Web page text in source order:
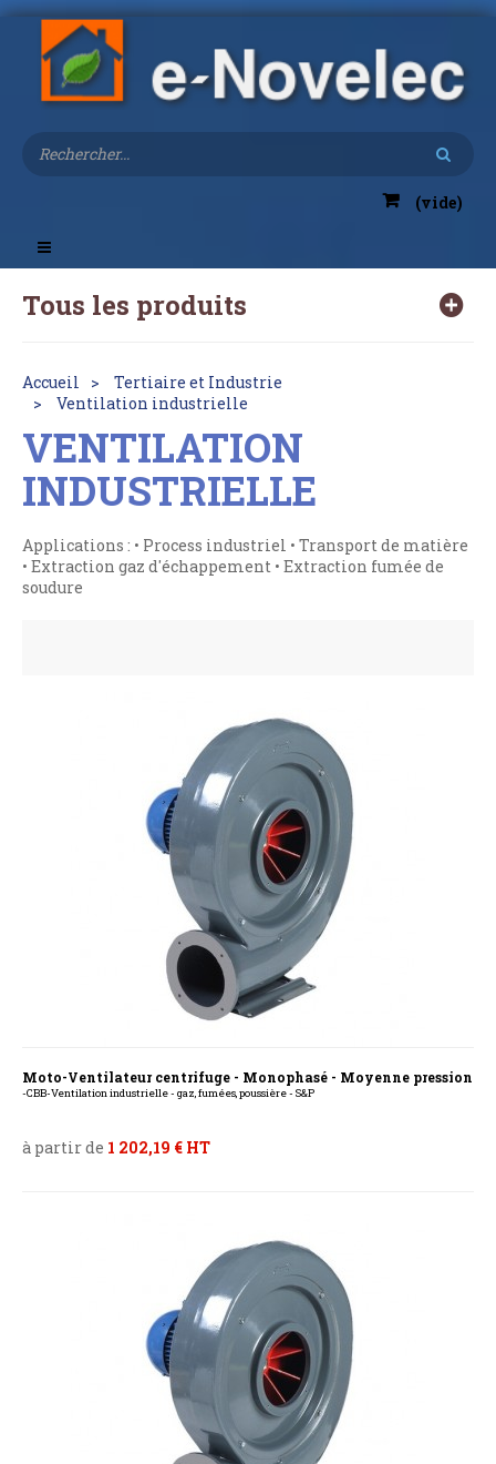
(vide)
Toggle
navigation
Tous les produits
Accueil
Tertiaire et Industrie
Ventilation industrielle
VENTILATION
INDUSTRIELLE
Applications : • Process industriel • Transport de matière
• Extraction gaz d'échappement • Extraction fumée de
soudure
Moto-Ventilateur centrifuge - Monophasé - Moyenne pression
-CBB-Ventilation industrielle - gaz, fumées, poussière - S&P
à partir de 1 202,19 € HT